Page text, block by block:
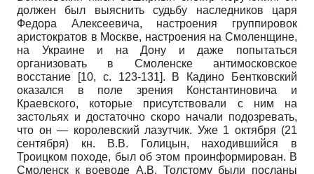
должен был выяснить судьбу наследников царя
Федора Алексеевича, настроения группировок
аристократов в Москве, настроения на Смоленщине,
на Украине и на Дону и даже попытаться
организовать в Смоленске антимосковское
восстание
[10, с. 123-131]. В Кадино Бентковский
оказался в поле зрения Константиновича и
Краевского, которые присутствовали с ним на
застольях и достаточно скоро начали подозревать,
что он — королевский лазутчик. Уже 1 октября (21
сентября) кн. В.В. Голицын, находившийся в
Троицком походе, был об этом проинформирован. В
Смоленск к воеводе А.В. Толстому были посланы